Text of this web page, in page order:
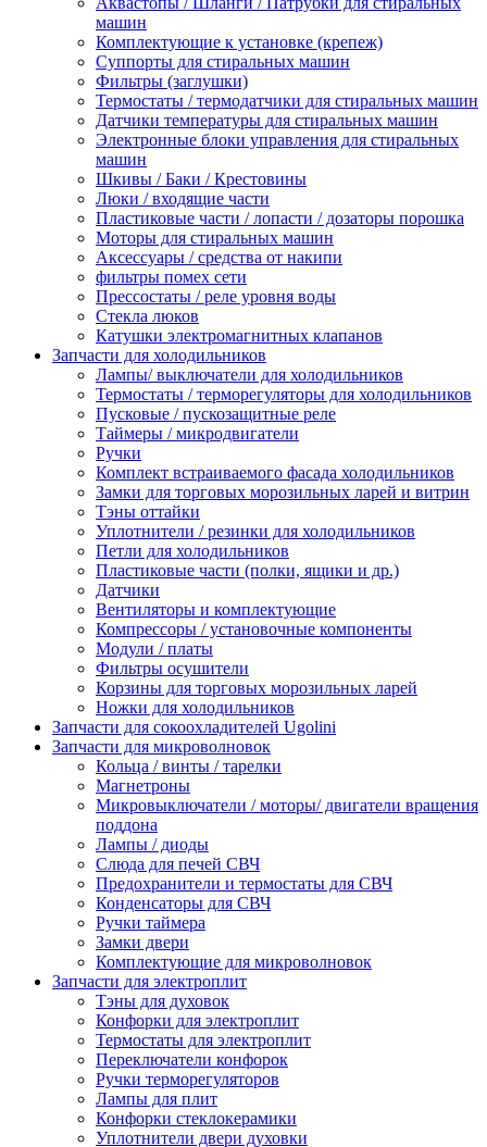
машин
Комплектующие к установке (крепеж)
Суппорты для стиральных машин
Фильтры (заглушки)
Термостаты / термодатчики для стиральных машин
Датчики температуры для стиральных машин
Электронные блоки управления для стиральных
машин
Шкивы / Баки / Крестовины
Люки / входящие части
Пластиковые части / лопасти / дозаторы порошка
Моторы для стиральных машин
Аксессуары / средства от накипи
фильтры помех сети
Прессостаты / реле уровня воды
Стекла люков
Катушки электромагнитных клапанов
Запчасти для холодильников
Лампы/ выключатели для холодильников
Термостаты / терморегуляторы для холодильников
Пусковые / пускозащитные реле
Таймеры / микродвигатели
Ручки
Комплект встраиваемого фасада холодильников
Замки для торговых морозильных ларей и витрин
Тэны оттайки
Уплотнители / резинки для холодильников
Петли для холодильников
Пластиковые части (полки, ящики и др.)
Датчики
Вентиляторы и комплектующие
Компрессоры / установочные компоненты
Модули / платы
Фильтры осушители
Корзины для торговых морозильных ларей
Ножки для холодильников
Запчасти для сокоохладителей Ugolini
Запчасти для микроволновок
Кольца / винты / тарелки
Магнетроны
Микровыключатели / моторы/ двигатели вращения
поддона
Лампы / диоды
Слюда для печей СВЧ
Предохранители и термостаты для СВЧ
Конденсаторы для СВЧ
Ручки таймера
Замки двери
Комплектующие для микроволновок
Запчасти для электроплит
Тэны для духовок
Конфорки для электроплит
Термостаты для электроплит
Переключатели конфорок
Ручки терморегуляторов
Лампы для плит
Конфорки стеклокерамики
Уплотнители двери духовки